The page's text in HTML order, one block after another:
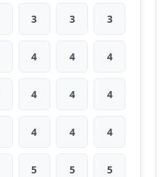
3 3 3
4 4 4
4 4 4
4 4 4
5 5 5